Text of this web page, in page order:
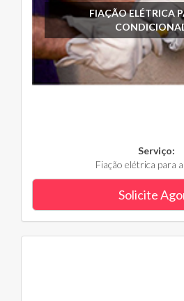
FIAÇÃO ELÉTRICA
Serviço:
Fiação elétrica para
Solicite